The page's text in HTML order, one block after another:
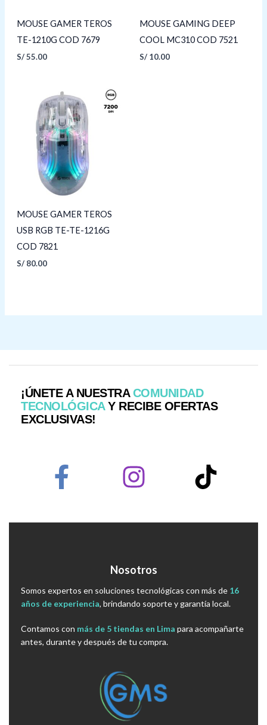
MOUSE GAMER TEROS
TE-1210G COD 7679
S/55.00
MOUSE GAMING DEEP
COOL MC310 COD 7521
S/ 10.00
MOUSE GAMER TEROS
USB RGB TE-TE-1216G
COD 7821
S/80.00
¡ÚNETE A NUESTRACOMUNIDAD
TECNOLÓGICAY RECIBE OFERTAS
EXCLUSIVAS!
Nosotros
Somos expertos en soluciones tecnológicas con más de 16
años de experiencia, brindando soporte y garantía local.
Contamos con más de 5 tiendas en Lima para acompañarte
antes, durante y después de tu compra.